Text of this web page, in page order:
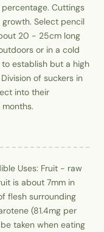
Cuttings
Select pencil
20 - 25cm long
or in a cold
establish but a high
of suckers in
into their
months.
Uses: Fruit - raw
is about 7mm in
flesh surrounding
(81.4mg per
taken when eating